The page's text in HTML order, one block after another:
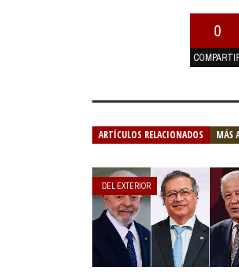
0
ARTÍCULOS RELACIONADOS MÁS
DEL EXTERIOR